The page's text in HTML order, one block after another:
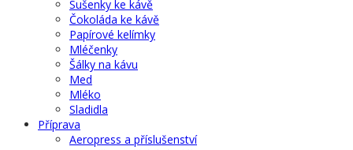
Sušenky ke kávě
Čokoláda ke kávě
Papírové kelímky
Mléčenky
Šálky na kávu
Med
Mléko
Sladidla
Příprava
Aeropress a příslušenství